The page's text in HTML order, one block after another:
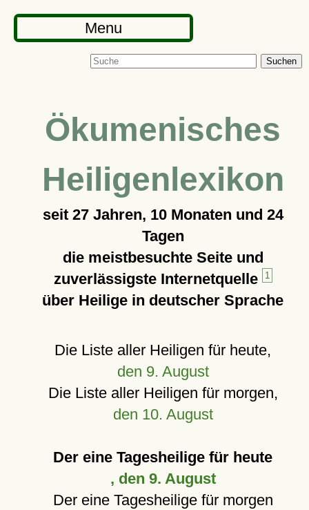
Menu
Suchen
Ökumenisches
Heiligenlexikon
seit 27 Jahren, 10 Monaten und 24
Tagen
die meistbesuchte Seite und
zuverlässigste Internetquelle
1
über Heilige in deutscher Sprache
Die Liste aller Heiligen für heute,
den 9. August
Die Liste aller Heiligen für morgen,
den 10. August
Der eine Tagesheilige für heute
, den 9. August
Der eine Tagesheilige für morgen